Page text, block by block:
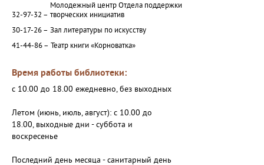
32-97-32 –
Молодежный центр Отдела поддержки
творческих инициатив
30-17-26 – Зал литературы по искусству
41-44-86 – Театр книги «Корноватка»
Время работы библиотеки:
с 10.00 до 18.00 ежедневно, без выходных
Летом (июнь, июль, август): с 10.00 до
18.00, выходные дни - суббота и
воскресенье
Последний день месяца - санитарный день